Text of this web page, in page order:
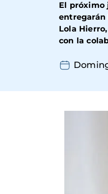
El próximo
entregarán
Lola
con la